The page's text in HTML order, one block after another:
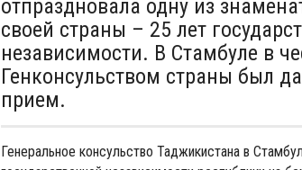
отпраздновала одну из
своей страны – 25 лет
независимости. В Стамбуле в
Генконсульством страны был
прием.
Генеральное консульство Таджикистана в